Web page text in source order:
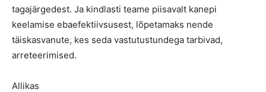
tagajärgedest. Ja kindlasti teame piisavalt kanepi
keelamise ebaefektiivsusest, lõpetamaks nende
täiskasvanute, kes seda vastutustundega tarbivad,
arreteerimised.
Allikas